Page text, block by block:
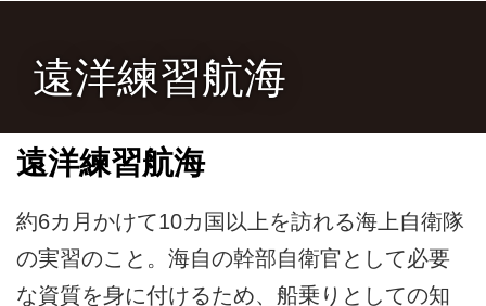
遠洋練習航海
遠洋練習航海
約6カ月かけて10カ国以上を訪れる海上自衛隊
の実習のこと。海自の幹部自衛官として必要
な資質を身に付けるため、船乗りとしての知